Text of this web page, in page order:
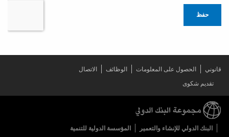
حفظ
قانوني الحصول على المعلومات الوظائف
الاتصال
تقديم شكوى
البنك الدولي للإنشاء والتعمير المؤسسة الدولية للتنمية